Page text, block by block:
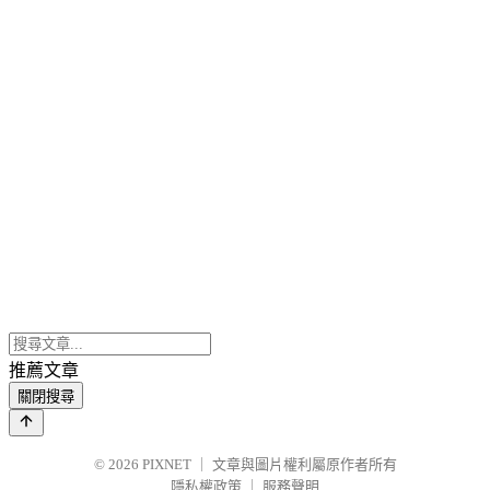
推薦文章
關閉搜尋
© 2026 PIXNET
文章與圖片權利屬原作者所有
隱私權政策
服務聲明